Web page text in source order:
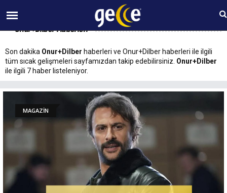
07 AĞUSTOS Cuma 12:33
Onur+Dilber Haberleri
Son dakika Onur+Dilber haberleri ve Onur+Dilber haberleri ile ilgili
tüm sıcak gelişmeleri sayfamızdan takip edebilirsiniz. Onur+Dilber
ile ilgili 7 haber listeleniyor.
MAGAZİN